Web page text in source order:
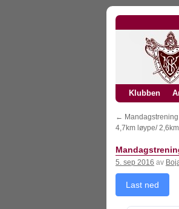
Klubben
←
4,7km løype/
5. sep 2016 av
Last ned